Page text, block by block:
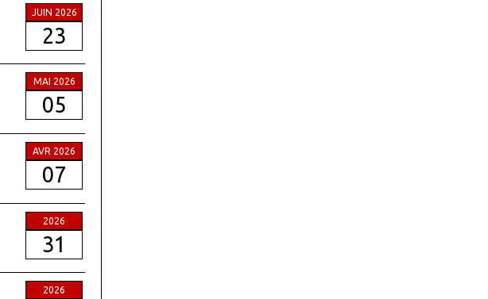
JUIN 2026
23
MAI 2026
05
AVR 2026
07
2026
31
2026